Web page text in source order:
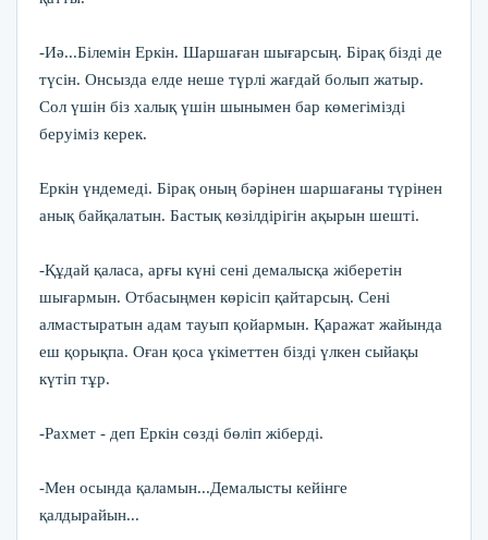
-Иә...Білемін Еркін. Шаршаған шығарсың. Бірақ бізді де
түсін. Онсызда елде неше түрлі жағдай болып жатыр.
Сол үшін біз халық үшін шынымен бар көмегімізді
беруіміз керек.
Еркін үндемеді. Бірақ оның бәрінен шаршағаны түрінен
анық байқалатын. Бастық көзілдірігін ақырын шешті.
-Құдай қаласа, арғы күні сені демалысқа жіберетін
шығармын. Отбасыңмен көрісіп қайтарсың. Сені
алмастыратын адам тауып қойармын. Қаражат жайында
еш қорықпа. Оған қоса үкіметтен бізді үлкен сыйақы
күтіп тұр.
-Рахмет - деп Еркін сөзді бөліп жіберді.
-Мен осында қаламын...Демалысты кейінге
қалдырайын...